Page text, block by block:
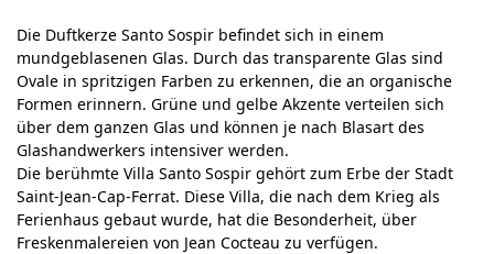
Die Duftkerze Santo Sospir befindet sich in einem
mundgeblasenen Glas. Durch das transparente Glas sind
Ovale in spritzigen Farben zu erkennen, die an organische
Formen erinnern. Grüne und gelbe Akzente verteilen sich
über dem ganzen Glas und können je nach Blasart des
Glashandwerkers intensiver werden.
Die berühmte Villa Santo Sospir gehört zum Erbe der Stadt
Saint-Jean-Cap-Ferrat. Diese Villa, die nach dem Krieg als
Ferienhaus gebaut wurde, hat die Besonderheit, über
Freskenmalereien von Jean Cocteau zu verfügen.